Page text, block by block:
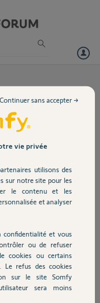
m'expliquer
qui m'a été donné sur mon
étage que le link. Et le relais
discussion
vie privée
utilisons des
sur notre site pour les
le contenu et les
et analyser
confidentialité et vous
ou de refuser
cookies ou certains
Le refus des cookies
sur le site Somfy
sera moins
Continuer sans accepter →